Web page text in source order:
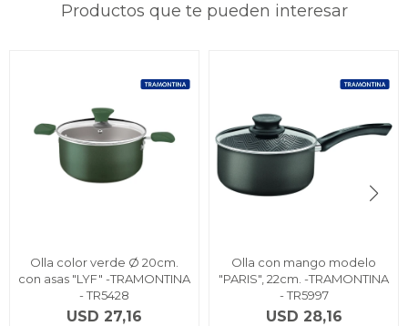
Productos que te pueden interesar
Olla color verde Ø 20cm.
con asas "LYF" -TRAMONTINA
- TR5428
USD 27,16
Olla con mango modelo
"PARIS", 22cm. -TRAMONTINA
- TR5997
USD 28,16